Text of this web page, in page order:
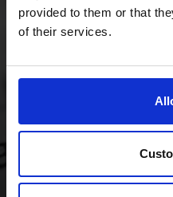
provided to them or that
of their services.
Grazie a
della
maggiore
flussi di
abbiamo